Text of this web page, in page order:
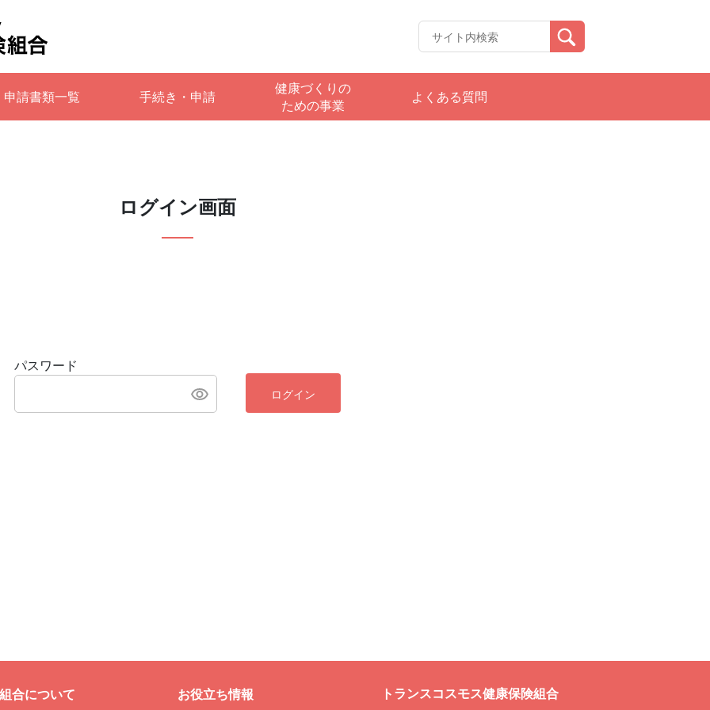
申請書類一覧 手続き・申請
健康づくりの
ための事業
よくある質問
ログイン画面
パスワード
ログイン
合について お役立ち情報 トランスコスモス健康保険組合